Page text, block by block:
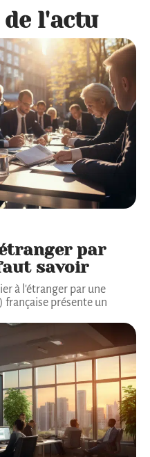
l'actu
par
savoir
à l'étranger par une
française présente un